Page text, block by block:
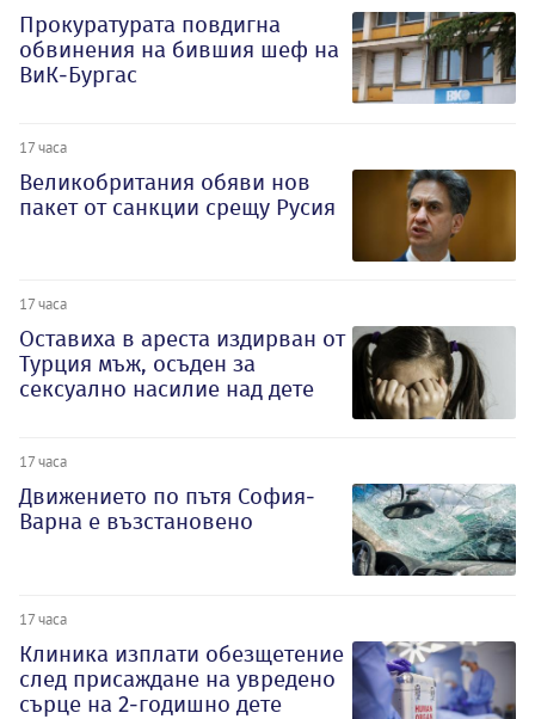
Прокуратурата повдигна
обвинения на бившия шеф на
ВиК-Бургас
17 часа
Великобритания обяви нов
пакет от санкции срещу Русия
17 часа
Оставиха в ареста издирван от
Турция мъж, осъден за
сексуално насилие над дете
17 часа
Движението по пътя София-
Варна е възстановено
17 часа
Клиника изплати обезщетение
след присаждане на увредено
сърце на 2-годишно дете